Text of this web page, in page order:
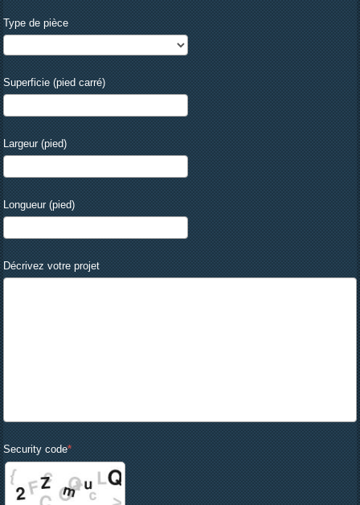
Type de pièce
Superficie (pied carré)
Largeur (pied)
Longueur (pied)
Décrivez votre projet
Security code